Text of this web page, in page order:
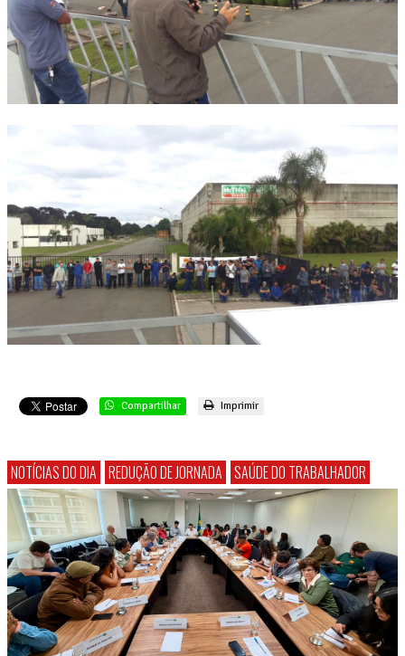
Compartilhar Imprimir
NOTÍCIAS DO DIA REDUÇÃO DE JORNADA SAÚDE DO TRABALHADOR